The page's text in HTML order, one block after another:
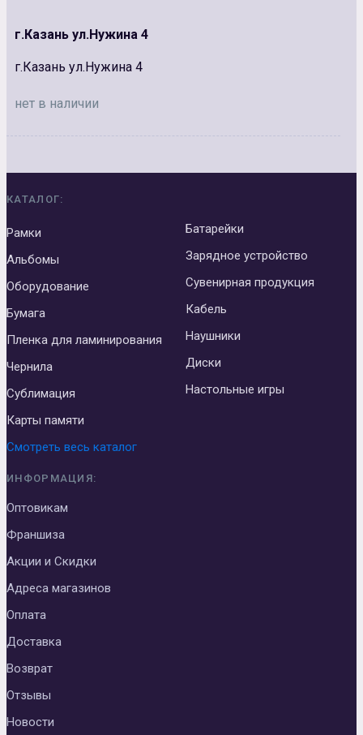
г.Казань ул.Нужина 4
г.Казань ул.Нужина 4
нет в наличии
КАТАЛОГ:
Рамки
Альбомы
Оборудование
Бумага
Пленка для ламинирования
Чернила
Сублимация
Карты памяти
Батарейки
Зарядное устройство
Сувенирная продукция
Кабель
Наушники
Диски
Настольные игры
Смотреть весь каталог
ИНФОРМАЦИЯ:
Оптовикам
Франшиза
Акции и Скидки
Адреса магазинов
Оплата
Доставка
Возврат
Отзывы
Новости